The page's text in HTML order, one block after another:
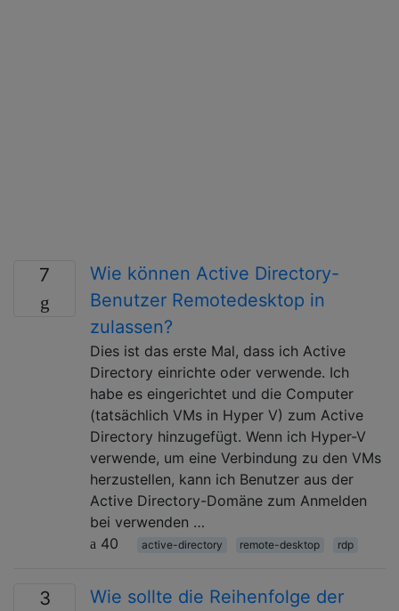
7
Wie können Active Directory-
Benutzer Remotedesktop in
zulassen?
Dies ist das erste Mal, dass ich Active
Directory einrichte oder verwende. Ich
habe es eingerichtet und die Computer
(tatsächlich VMs in Hyper V) zum Active
Directory hinzugefügt. Wenn ich Hyper-V
verwende, um eine Verbindung zu den VMs
herzustellen, kann ich Benutzer aus der
Active Directory-Domäne zum Anmelden
bei verwenden …
40
active-directory remote-desktop rdp
3
Wie sollte die Reihenfolge der